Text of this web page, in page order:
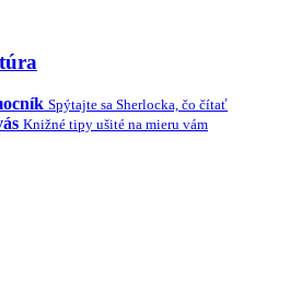
Spýtajte sa Sherlocka, čo čítať
Knižné tipy ušité na mieru vám